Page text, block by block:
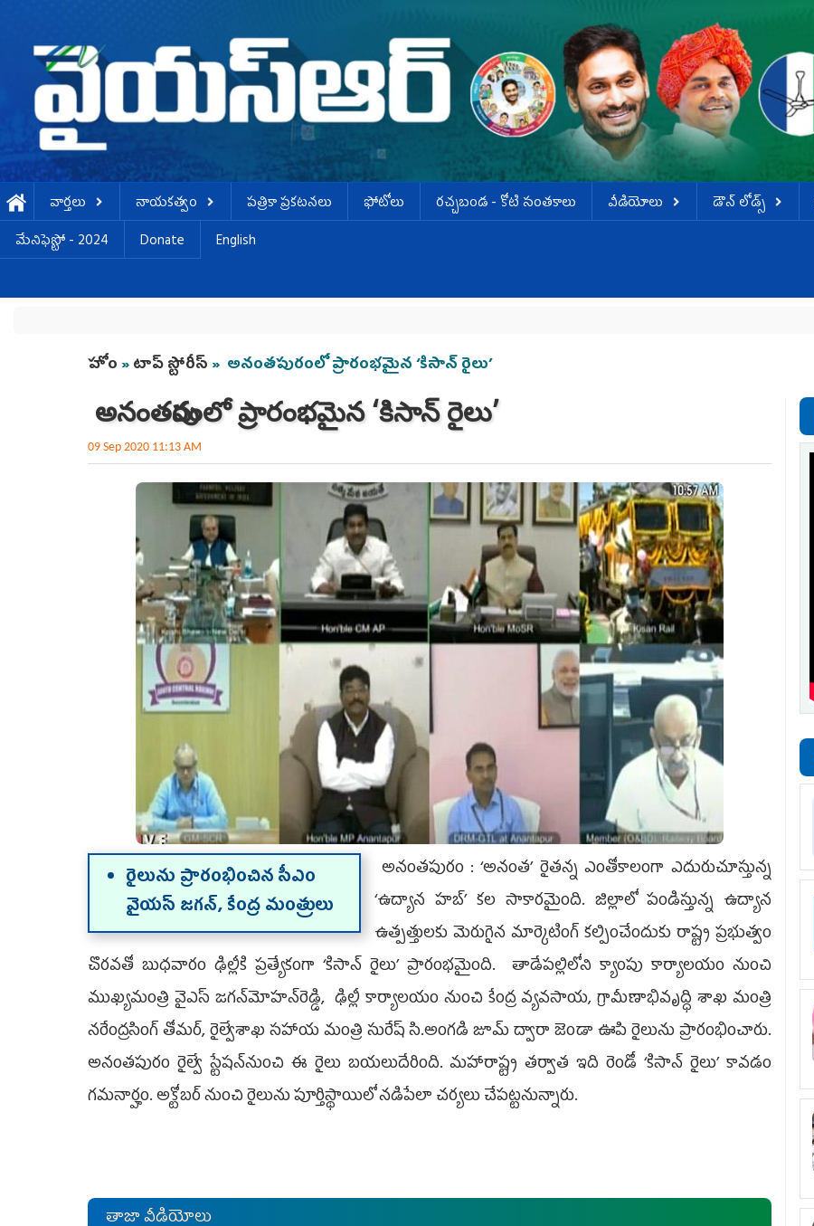
వార్తలు నాయకత్వం పత్రికా ప్రకటనలు ఫోటోలు ర‌చ్చ‌బండ‌ - కోటి సంత‌కాలు వీడియోలు డౌన్ లోడ్స్
మేనిఫెస్టో - 2024
Donate English
You are here
హోం »టాప్ స్టోరీస్ » అనంత‌పురంలో ప్రారంభ‌మైన‌ ‘కిసాన్‌ రైలు’
అనంత‌పురంలో ప్రారంభ‌మైన‌ ‘కిసాన్‌ రైలు’
09 Sep 2020 11:13 AM
రైలును ప్రారంభించిన సీఎం
వైయ‌స్ జ‌గ‌న్‌, కేంద్ర మంత్రులు
అనంతపురం : ‘అనంత’ రైతన్న ఎంతోకాలంగా ఎదురుచూస్తున్న
‘ఉద్యాన హబ్‌’ కల సాకారమైంది. జిల్లాలో పండిస్తున్న ఉద్యాన
ఉత్పత్తులకు మెరుగైన మార్కెటింగ్‌ కల్పించేందుకు రాష్ట్ర ప్రభుత్వం
చొరవతో బుధవారం ఢిల్లీకి ప్రత్యేకంగా ‘కిసాన్‌ రైలు’ ప్రారంభమైంది. తాడేప‌ల్లిలోని క్యాంపు కార్యాల‌యం నుంచి
ముఖ్యమంత్రి వైఎస్‌ జగన్‌మోహన్‌రెడ్డి, ఢిల్లీ కార్యాల‌యం నుంచి కేంద్ర వ్యవసాయ, గ్రామీణాభివృద్ధి శాఖ మంత్రి
నరేంద్రసింగ్‌ తోమర్, రైల్వేశాఖ సహాయ మంత్రి సురేష్‌ సి.అంగడి జూమ్‌ ద్వారా జెండా ఊపి రైలును ప్రారంభించారు.
అనంతపురం రైల్వే స్టేషన్‌నుంచి ఈ రైలు బయలుదేరింది. మహారాష్ట్ర తర్వాత ఇది రెండో ‘కిసాన్‌ రైలు’ కావడం
గమనార్హం. అక్టోబర్‌ నుంచి రైలును పూర్తిస్థాయిలో నడిపేలా చర్యలు చేపట్టనున్నారు.
తాజా వీడియోలు